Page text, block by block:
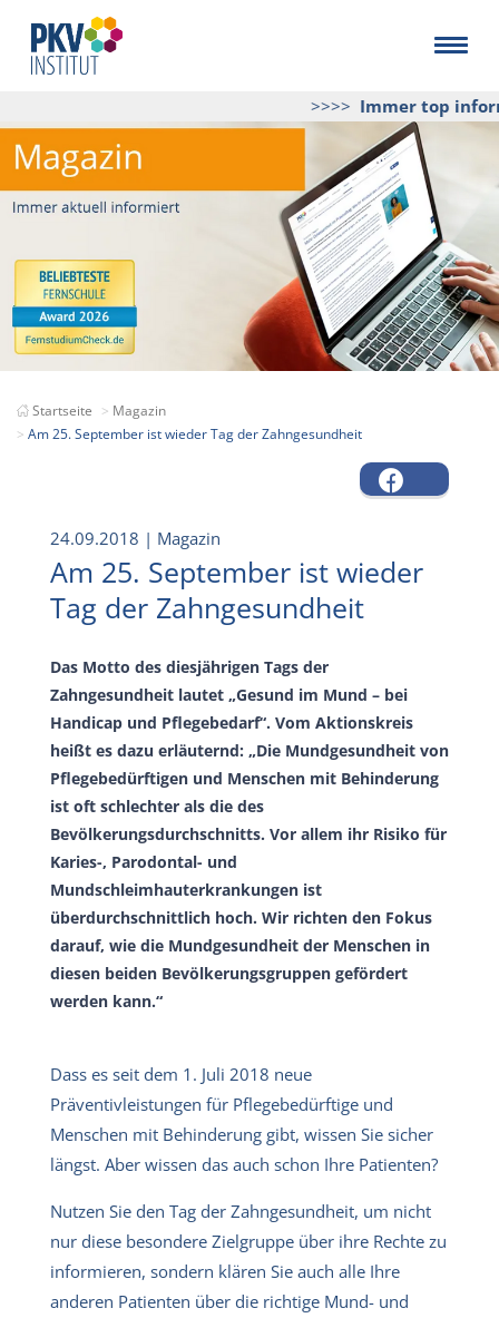
>>>>Immer top
Startseite
Magazin
Am 25. September ist wieder Tag der Zahngesundheit
24.09.2018 | Magazin
Am 25. September ist wieder
Tag der Zahngesundheit
Das Motto des diesjährigen Tags der
Zahngesundheit lautet „Gesund im Mund – bei
Handicap und Pflegebedarf“. Vom Aktionskreis
heißt es dazu erläuternd: „Die Mundgesundheit von
Pflegebedürftigen und Menschen mit Behinderung
ist oft schlechter als die des
Bevölkerungsdurchschnitts. Vor allem ihr Risiko für
Karies-, Parodontal- und
Mundschleimhauterkrankungen ist
überdurchschnittlich hoch. Wir richten den Fokus
darauf, wie die Mundgesundheit der Menschen in
diesen beiden Bevölkerungsgruppen gefördert
werden kann.“
Dass es seit dem 1. Juli 2018 neue
Präventivleistungen für Pflegebedürftige und
Menschen mit Behinderung gibt, wissen Sie sicher
längst. Aber wissen das auch schon Ihre Patienten?
Nutzen Sie den Tag der Zahngesundheit, um nicht
nur diese besondere Zielgruppe über ihre Rechte zu
informieren, sondern klären Sie auch alle Ihre
anderen Patienten über die richtige Mund- und